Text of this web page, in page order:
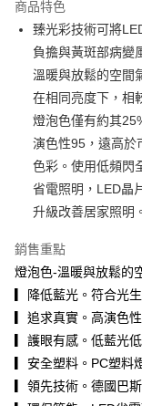
街口支付
悠遊付
Google Pay
AFTEE先享後付
相關說明
【關於「AFTEE先享後
AFTEE先享後付是「在
１．簡單：不需註冊會
３．安心：先確認商品
１．於結帳方式選擇「
結帳頁面，進行簡訊認
２．訂單成立數日內，
３．收到繳費通知簡訊
ATM／網路銀行／等多
※ 請注意：結帳手續完
ATM付款
宅配
每筆NT$60，滿
宅配(大型商品)
每筆NT$150，滿
商品特色
臻光彩技術可將
負擔與黃斑部病變
溫暖與放鬆的空間
在相同亮度下，相
燈泡色僅有約其
演色性95，遠高於
色彩。使用低頻閃
省電照明，LED晶
升級改善居家照明。
銷售重點
燈泡色-溫暖與放鬆的
▎降低藍光。符合光
▎追求真實。高演色
▎護眼有感。低藍光
▎安全塑料。PC塑料
▎領先技術。德國巴